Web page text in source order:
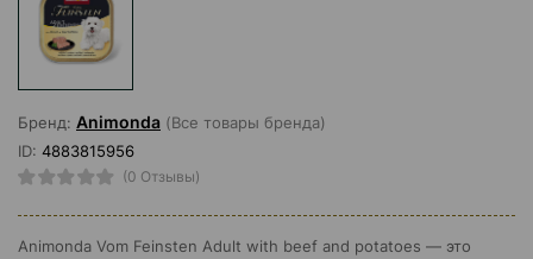
Бренд: Animonda (Все товары бренда)
ID: 4883815956
(0 Отзывы)
Animonda Vom Feinsten Adult with beef and potatoes — это